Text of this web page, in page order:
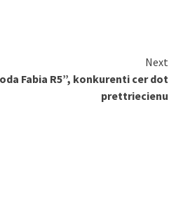
Next
Fabia R5”, konkurenti cer dot
prettriecienu